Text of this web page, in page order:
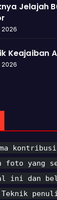
Jelajah
2026
Keajaiban
2026
yang
ini dan